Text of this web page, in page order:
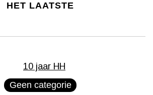
HET LAATSTE
Geen categorie